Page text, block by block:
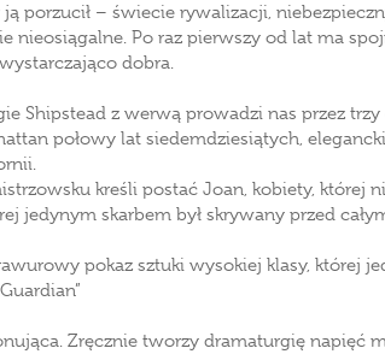
ją porzucił – świecie rywalizacji,
nieosiągalne. Po raz pierwszy od lat ma
dobra.
Shipstead z werwą prowadzi nas przez
połowy lat siedemdziesiątych,
kreśli postać Joan, kobiety, której
jedynym skarbem był skrywany przed
pokaz sztuki wysokiej klasy, której
Zręcznie tworzy dramaturgię napięć